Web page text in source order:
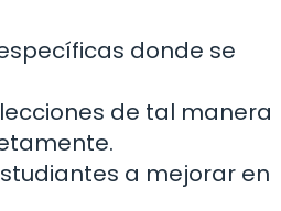
donde se
de tal manera
a mejorar en